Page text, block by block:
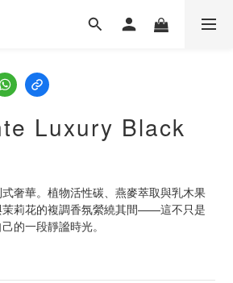
Luxury Black
奢華。植物活性碳、燕麥萃取與乳木果
茉莉花的複調香氛縈繞其間——這不只是
的一段靜謐時光。